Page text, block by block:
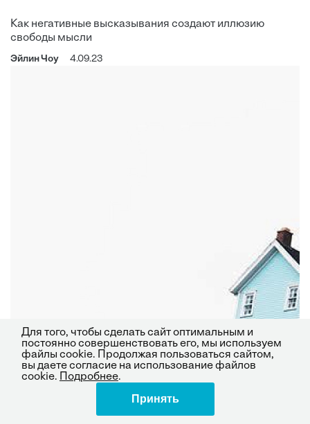
Как негативные высказывания создают иллюзию
свободы мысли
Эйлин Чоу 4.09.23
Для того, чтобы сделать сайт оптимальным и
постоянно совершенствовать его, мы используем
файлы cookie. Продолжая пользоваться сайтом,
вы даете согласие на использование файлов
cookie.
Подробнее.
Принять